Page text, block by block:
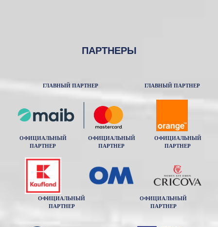
ПАРТНЕРЫ
ГЛАВНЫЙ ПАРТНЕР ГЛАВНЫЙ ПАРТНЕР
ОФИЦИАЛЬНЫЙ
ПАРТНЕР
ОФИЦИАЛЬНЫЙ
ПАРТНЕР
ОФИЦИАЛЬНЫЙ
ПАРТНЕР
ОФИЦИАЛЬНЫЙ
ПАРТНЕР
ОФИЦИАЛЬНЫЙ
ПАРТНЕР